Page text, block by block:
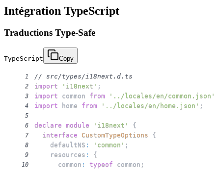
Intégration TypeScript
Traductions Type-Safe
TypeScript Copy
1 // src/types/i18next.d.ts
2 import 'i18next' ;
3 import common from '../locales/en/common.json'
4 import home from '../locales/en/home.json' ;
5
6
declare module 'i18next' {
7 interface CustomTypeOptions {
8
    defaultNS
: 'common' ;
9
    resources
: {
10
      common
: typeof common ;